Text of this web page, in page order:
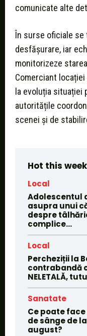
comunicate alte
În surse oficiale
desfășurare, iar
monitorizeze
Comerciant
la evoluția situației
autoritățile
scenei și de
Hot this week
Local
Adolescentul
asupra unui
despre
complice...
Local
Percheziții la
contrabandă
NELETALĂ,
Sanatate
Ce poate
de sânge de
august?